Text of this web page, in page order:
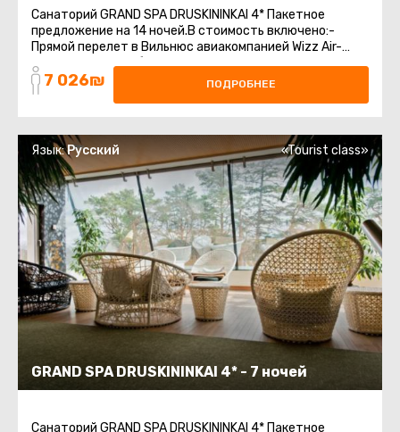
Санаторий GRAND SPA DRUSKININKAI 4* Пакетное
предложение на 14 ночей.В стоимость включено:-
Прямой перелет в Вильнюс авиакомпанией Wizz Air-
Регистрируемый багаж 20 кг + ручная кладь- ...
7 026₪ ПОДРОБНЕЕ
GRAND SPA DRUSKININKAI 4* - 7 ночей
Язык:Русский «Tourist class»
Санаторий GRAND SPA DRUSKININKAI 4* Пакетное